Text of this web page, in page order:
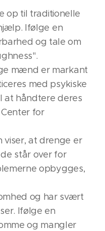
op til traditionelle
Ifølge en
og tale om
mænd er markant
med psykiske
at håndtere deres
for
viser, at drenge er
står over for
opbygges,
og har svært
Ifølge en
og mangler